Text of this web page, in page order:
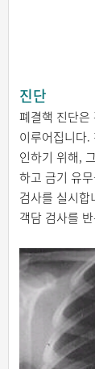
진단
폐결핵 진단은
이루어집니다
인하기 위해,
하고 금기 유
검사를 실시
객담 검사를